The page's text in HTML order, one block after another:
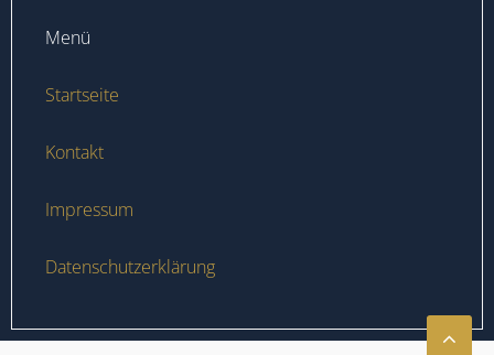
Menü
Startseite
Kontakt
Impressum
Datenschutzerklärung